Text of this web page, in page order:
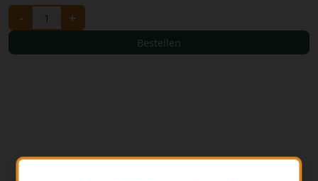
- +
Bestellen